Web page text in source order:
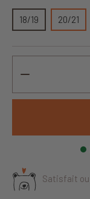
18/19 20/21
Satisfait